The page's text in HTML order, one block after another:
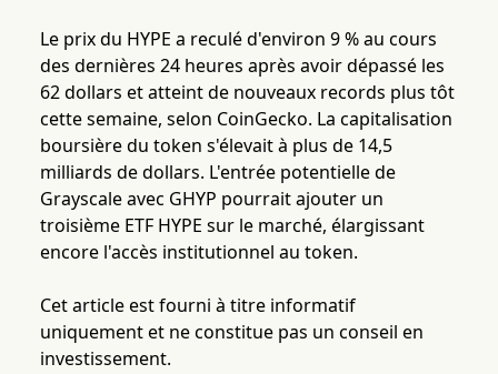
Le prix du HYPE a reculé d'environ 9 % au cours
des dernières 24 heures après avoir dépassé les
62 dollars et atteint de nouveaux records plus tôt
cette semaine, selon CoinGecko. La capitalisation
boursière du token s'élevait à plus de 14,5
milliards de dollars. L'entrée potentielle de
Grayscale avec GHYP pourrait ajouter un
troisième ETF HYPE sur le marché, élargissant
encore l'accès institutionnel au token.
Cet article est fourni à titre informatif
uniquement et ne constitue pas un conseil en
investissement.